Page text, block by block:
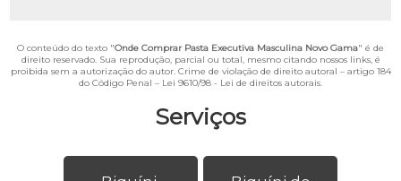
Serviços
O conteúdo do texto "Onde Comprar Pasta Executiva Masculina Novo Gama" é de
direito reservado. Sua reprodução, parcial ou total, mesmo citando nossos links, é
proibida sem a autorização do autor. Crime de violação de direito autoral – artigo 184
do Código Penal – Lei 9610/98 - Lei de direitos autorais.